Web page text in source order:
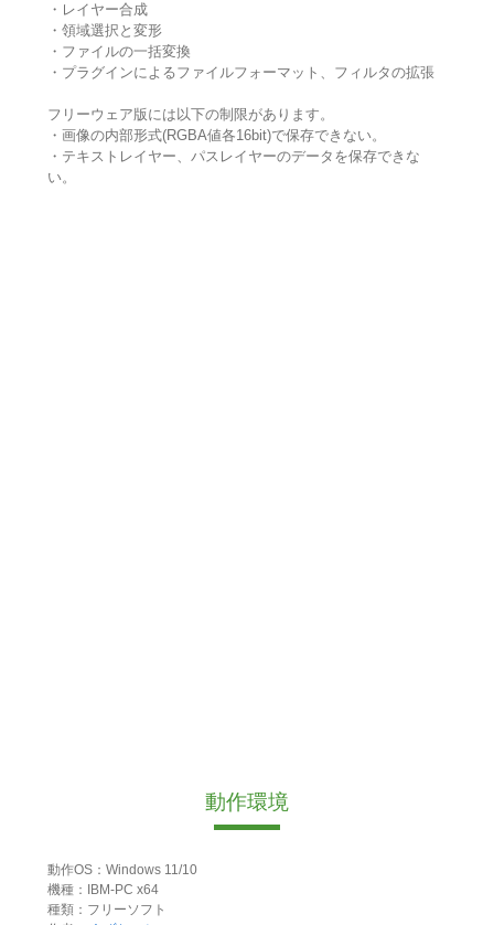
・レイヤー合成
・領域選択と変形
・ファイルの一括変換
・プラグインによるファイルフォーマット、フィルタの拡張
フリーウェア版には以下の制限があります。
・画像の内部形式(RGBA値各16bit)で保存できない。
・テキストレイヤー、パスレイヤーのデータを保存できな
い。
動作環境
動作OS：Windows 11/10
機種：IBM-PC x64
種類：フリーソフト